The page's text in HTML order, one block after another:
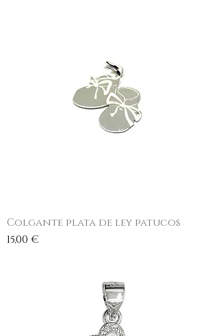
Colgante plata de ley patucos
Precio
15,00 €